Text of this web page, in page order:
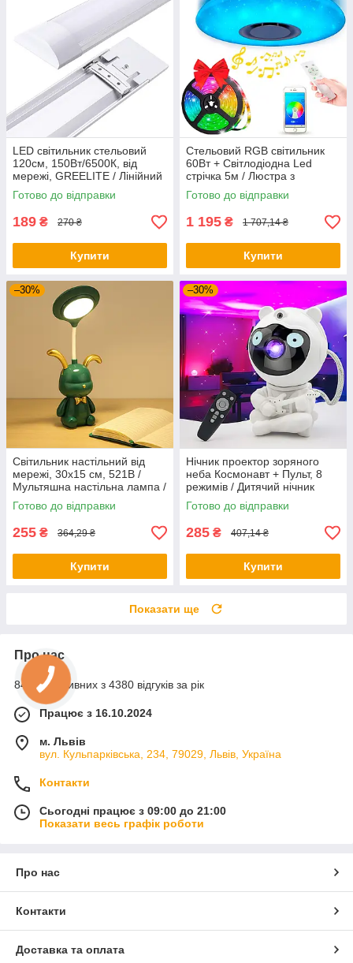
LED світильник стельовий
120см, 150Вт/6500К, від
мережі, GREELITE / Лінійний
світильник / Лед лампа
стельова
Готово до відправки
189 ₴ 270 ₴
Купити
Стельовий RGB світильник
60Вт + Світлодіодна Led
стрічка 5м / Люстра з
регулюванням яскравості
Готово до відправки
1 195 ₴ 1 707,14 ₴
Купити
–30%
Світильник настільний від
мережі, 30х15 см, 521B /
Мультяшна настільна лампа /
Лампа-нічник для дітей
Готово до відправки
255 ₴ 364,29 ₴
Купити
–30%
Нічник проектор зоряного
неба Космонавт + Пульт, 8
режимів / Дитячий нічник
космонавт / Дитячий
світильник
Готово до відправки
285 ₴ 407,14 ₴
Купити
Показати ще
Про нас
84% позитивних з 4380 відгуків за рік
Працює з 16.10.2024
м. Львів
вул. Кульпарківська, 234, 79029, Львів, Україна
Контакти
Сьогодні працює з 09:00 до 21:00
Показати весь графік роботи
Про нас
Контакти
Доставка та оплата